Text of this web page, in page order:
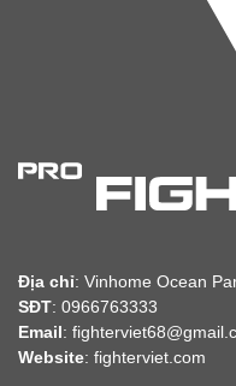
Địa chỉ: Vinhome Ocean
SĐT: 0966763333
Email:
Website: fighterviet.com